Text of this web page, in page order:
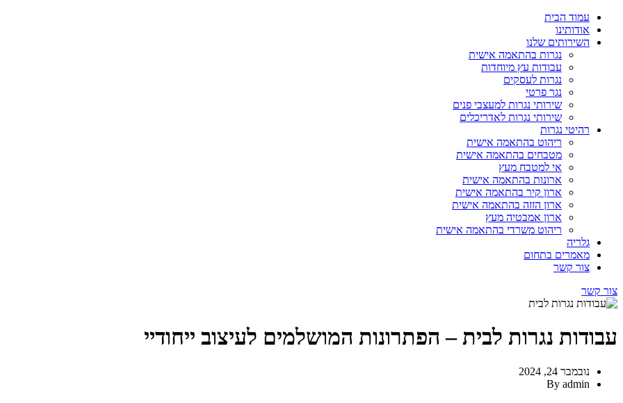
עמוד הבית
אודותינו
השירותים שלנו
נגרות בהתאמה אישית
עבודות עץ מיוחדות
נגרות לעסקים
נגר פרטי
שירותי נגרות למעצבי פנים
שירותי נגרות לאדריכלים
רהיטי נגרות
ריהוט בהתאמה אישית
מטבחים בהתאמה אישית
אי למטבח מעץ
ארונות בהתאמה אישית
ארון קיר בהתאמה אישית
ארון הזזה בהתאמה אישית
ארון אמבטיה מעץ
ריהוט משרדי בהתאמה אישית
גלריה
מאמרים בתחום
צור קשר
צור קשר
עבודות נגרות לבית – הפתרונות המושלמים לעיצוב ייחודיי
נובמבר 24, 2024
By admin